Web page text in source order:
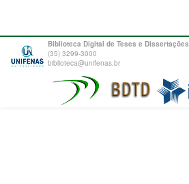
Biblioteca Digital de Teses e Dissertações
(35) 3299-3000
biblioteca@unifenas.br